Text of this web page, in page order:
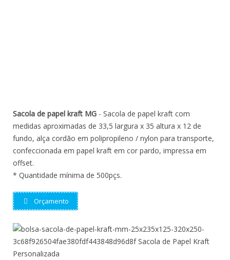
Sacola de papel kraft MG - Sacola de papel kraft com
medidas aproximadas de 33,5 largura x 35 altura x 12 de
fundo, alça cordão em polipropileno / nylon para transporte,
confeccionada em papel kraft em cor pardo, impressa em
offset.
* Quantidade mínima de 500pçs.
Orçamento